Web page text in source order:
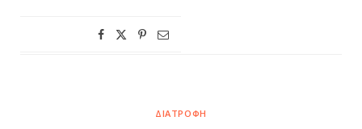
ΔΙΑΤΡΟΦΉ